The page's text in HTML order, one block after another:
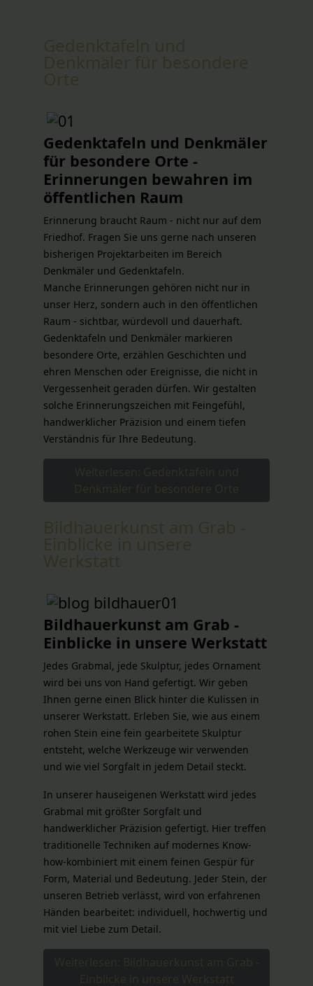
Gedenktafeln und
Denkmäler für besondere
Orte
Gedenktafeln und Denkmäler
für besondere Orte -
Erinnerungen bewahren im
öffentlichen Raum
Erinnerung braucht Raum - nicht nur auf dem
Friedhof. Fragen Sie uns gerne nach unseren
bisherigen Projektarbeiten im Bereich
Denkmäler und Gedenktafeln.
Manche Erinnerungen gehören nicht nur in
unser Herz, sondern auch in den öffentlichen
Raum - sichtbar, würdevoll und dauerhaft.
Gedenktafeln und Denkmäler markieren
besondere Orte, erzählen Geschichten und
ehren Menschen oder Ereignisse, die nicht in
Vergessenheit geraden dürfen. Wir gestalten
solche Erinnerungszeichen mit Feingefühl,
handwerklicher Präzision und einem tiefen
Verständnis für Ihre Bedeutung.
Bildhauerkunst am Grab -
Einblicke in unsere
Werkstatt
Bildhauerkunst am Grab -
Einblicke in unsere Werkstatt
Jedes Grabmal, jede Skulptur, jedes Ornament
wird bei uns von Hand gefertigt. Wir geben
Ihnen gerne einen Blick hinter die Kulissen in
unserer Werkstatt. Erleben Sie, wie aus einem
rohen Stein eine fein gearbeitete Skulptur
entsteht, welche Werkzeuge wir verwenden
und wie viel Sorgfalt in jedem Detail steckt.
In unserer hauseigenen Werkstatt wird jedes
Grabmal mit größter Sorgfalt und
handwerklicher Präzision gefertigt. Hier treffen
traditionelle Techniken auf modernes Know-
how-kombiniert mit einem feinen Gespür für
Form, Material und Bedeutung. Jeder Stein, der
unseren Betrieb verlässt, wird von erfahrenen
Händen bearbeitet: individuell, hochwertig und
mit viel Liebe zum Detail.